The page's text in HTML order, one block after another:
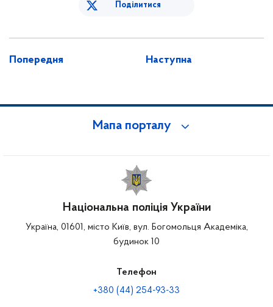
Поділитися
Попередня Наступна
Мапа порталу
Національна поліція України
Україна, 01601, місто Київ, вул. Богомольця Академіка,
будинок 10
Телефон
+380 (44) 254-93-33